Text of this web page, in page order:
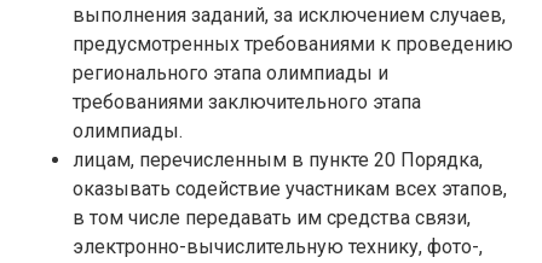
выполнения заданий, за исключением случаев,
предусмотренных требованиями к проведению
регионального этапа олимпиады и
требованиями заключительного этапа
олимпиады.
лицам, перечисленным в пункте 20 Порядка,
оказывать содействие участникам всех этапов,
в том числе передавать им средства связи,
электронно-вычислительную технику, фото-,